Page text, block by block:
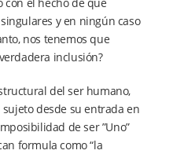
y en ningún caso
nos tenemos que
inclusión?
del ser humano,
desde su entrada en
de ser ”Uno”
formula como “la